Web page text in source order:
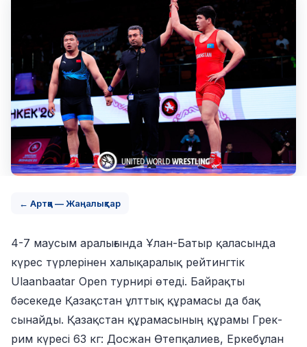
← Артқа — Жаңалықтар
4-7 маусым аралығында Ұлан-Батыр қаласында
күрес түрлерінен халықаралық рейтингтік
Ulaanbaatar Open турнирі өтеді. Байрақты
бәсекеде Қазақстан ұлттық құрамасы да бақ
сынайды. Қазақстан құрамасының құрамы Грек-
рим күресі 63 кг: Досжан Өтепқалиев, Еркебұлан